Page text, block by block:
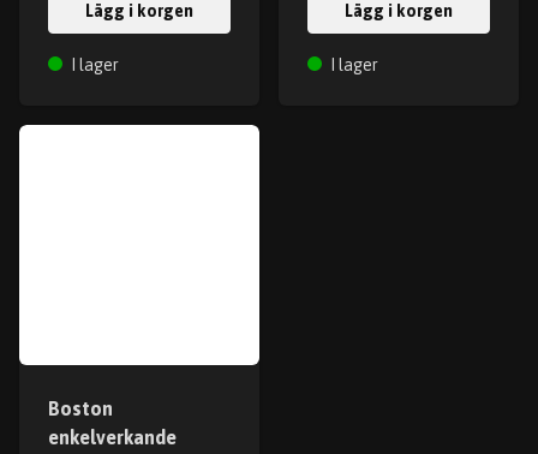
Lägg i korgen
I lager
Lägg i korgen
I lager
Boston
enkelverkande